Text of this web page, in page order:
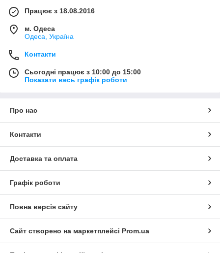
Працює з 18.08.2016
м. Одеса
Одеса, Україна
Контакти
Сьогодні працює з 10:00 до 15:00
Показати весь графік роботи
Про нас
Контакти
Доставка та оплата
Графік роботи
Повна версія сайту
Сайт створено на маркетплейсі Prom.ua